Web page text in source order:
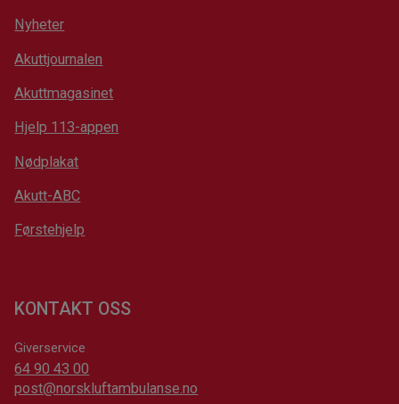
Nyheter
Akuttjournalen
Akuttmagasinet
Hjelp 113-appen
Nødplakat
Akutt-ABC
Førstehjelp
KONTAKT OSS
Giverservice
64 90 43 00
post@norskluftambulanse.no